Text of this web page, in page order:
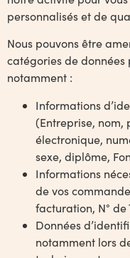
personnalisés et de
Nous pouvons être
catégories de données
notamment :
Informations
(Entreprise, nom,
électronique,
sexe, diplôme,
Informations
de vos
facturation, N°
Données
notamment lors